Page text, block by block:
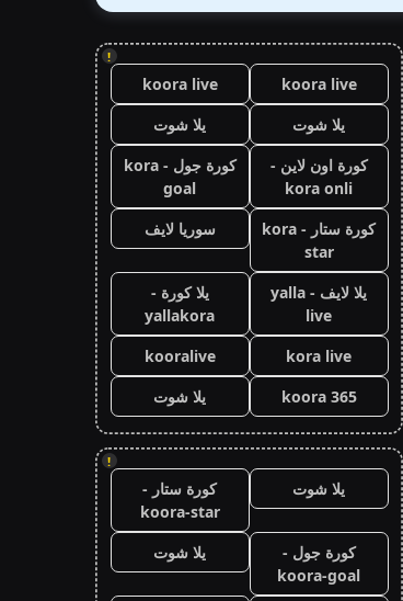
!
koora live
koora live
يلا شوت
يلا شوت
كورة اون لاين -
kora onli
كورة جول - kora
goal
كورة ستار - kora
star
سوريا لايف
يلا لايف - yalla
live
يلا كورة -
yallakora
kora live
kooralive
koora 365
يلا شوت
!
يلا شوت
كورة ستار -
koora-star
كورة جول -
koora-goal
يلا شوت